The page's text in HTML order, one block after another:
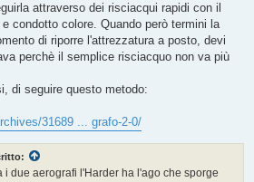
attraverso dei risciacqui rapidi con il
condotto colore. Quando però termini la
di riporre l'attrezzatura a posto, devi
perchè il semplice risciacquo non va più
di seguire questo metodo:
31689 ... grafo-2-0/
i due aerografi l'Harder ha l'ago che sporge